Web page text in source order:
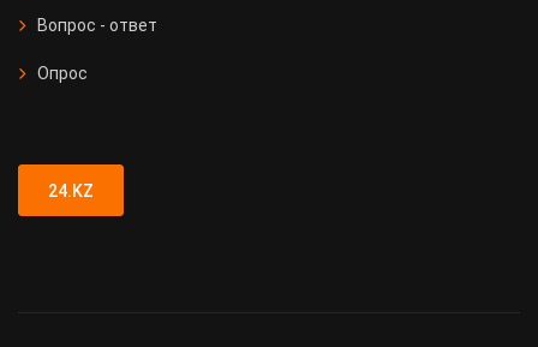
Вопрос - ответ
Опрос
24.KZ